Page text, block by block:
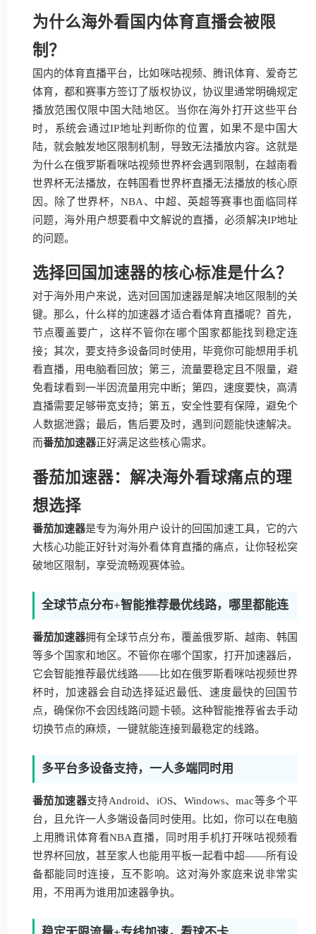
为什么海外看国内体育直播会被限
制？
国内的体育直播平台，比如咪咕视频、腾讯体育、爱奇艺
体育，都和赛事方签订了版权协议，协议里通常明确规定
播放范围仅限中国大陆地区。当你在海外打开这些平台
时，系统会通过IP地址判断你的位置，如果不是中国大
陆，就会触发地区限制机制，导致无法播放内容。这就是
为什么在俄罗斯看咪咕视频世界杯会遇到限制，在越南看
世界杯无法播放，在韩国看世界杯直播无法播放的核心原
因。除了世界杯，NBA、中超、英超等赛事也面临同样
问题，海外用户想要看中文解说的直播，必须解决IP地址
的问题。
选择回国加速器的核心标准是什么？
对于海外用户来说，选对回国加速器是解决地区限制的关
键。那么，什么样的加速器才适合看体育直播呢？首先，
节点覆盖要广，这样不管你在哪个国家都能找到稳定连
接；其次，要支持多设备同时使用，毕竟你可能想用手机
看直播，用电脑看回放；第三，流量要稳定且不限量，避
免看球看到一半因流量用完中断；第四，速度要快，高清
直播需要足够带宽支持；第五，安全性要有保障，避免个
人数据泄露；最后，售后要及时，遇到问题能快速解决。
而番茄加速器正好满足这些核心需求。
番茄加速器：解决海外看球痛点的理
想选择
番茄加速器是专为海外用户设计的回国加速工具，它的六
大核心功能正好针对海外看体育直播的痛点，让你轻松突
破地区限制，享受流畅观赛体验。
全球节点分布+智能推荐最优线路，哪里都能连
番茄加速器拥有全球节点分布，覆盖俄罗斯、越南、韩国
等多个国家和地区。不管你在哪个国家，打开加速器后，
它会智能推荐最优线路——比如在俄罗斯看咪咕视频世界
杯时，加速器会自动选择延迟最低、速度最快的回国节
点，确保你不会因线路问题卡顿。这种智能推荐省去手动
切换节点的麻烦，一键就能连接到最稳定的线路。
多平台多设备支持，一人多端同时用
番茄加速器支持Android、iOS、Windows、mac等多个平
台，且允许一人多端设备同时使用。比如，你可以在电脑
上用腾讯体育看NBA直播，同时用手机打开咪咕视频看
世界杯回放，甚至家人也能用平板一起看中超——所有设
备都能同时连接，互不影响。这对海外家庭来说非常实
用，不用再为谁用加速器争执。